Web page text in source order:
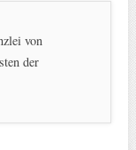
von
der